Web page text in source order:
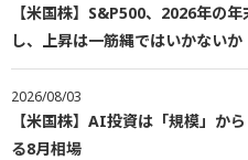
【米国株】S&P500、2026年の
し、上昇は一筋縄ではいかないか
2026/08/03
【米国株】AI投資は「規模」か
る8月相場